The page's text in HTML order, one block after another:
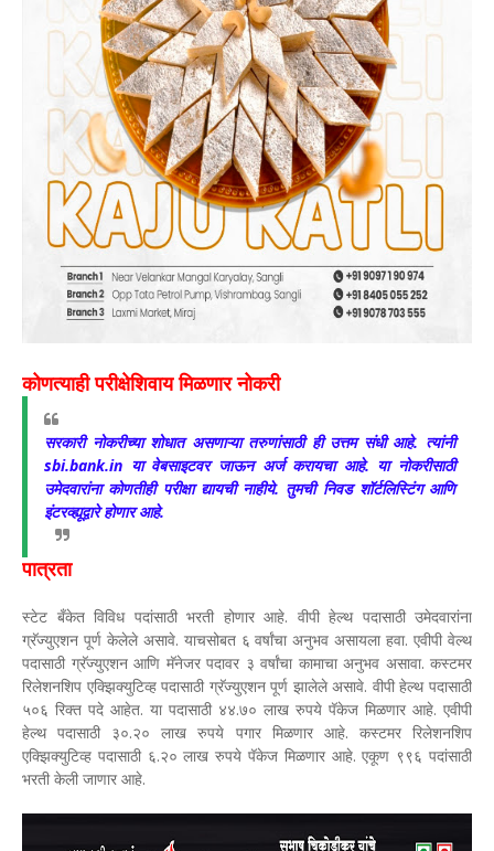
कोणत्याही परीक्षेशिवाय मिळणार नोकरी
सरकारी नोकरीच्या शोधात असणाऱ्या तरुणांसाठी ही उत्तम संधी आहे. त्यांनी
sbi.bank.in या वेबसाइटवर जाऊन अर्ज करायचा आहे. या नोकरीसाठी
उमेदवारांना कोणतीही परीक्षा द्यायची नाहीये. तुमची निवड शॉर्टलिस्टिंग आणि
इंटरव्ह्यूद्वारे होणार आहे.
पात्रता
स्टेट बँकेत विविध पदांसाठी भरती होणार आहे. वीपी हेल्थ पदासाठी उमेदवारांना
ग्रॅज्युएशन पूर्ण केलेले असावे. याचसोबत ६ वर्षांचा अनुभव असायला हवा. एवीपी वेल्थ
पदासाठी ग्रॅज्युएशन आणि मॅनेजर पदावर ३ वर्षांचा कामाचा अनुभव असावा. कस्टमर
रिलेशनशिप एक्झिक्युटिव्ह पदासाठी ग्रॅज्युएशन पूर्ण झालेले असावे. वीपी हेल्थ पदासाठी
५०६ रिक्त पदे आहेत. या पदासाठी ४४.७० लाख रुपये पॅकेज मिळणार आहे. एवीपी
हेल्थ पदासाठी ३०.२० लाख रुपये पगार मिळणार आहे. कस्टमर रिलेशनशिप
एक्झिक्युटिव्ह पदासाठी ६.२० लाख रुपये पॅकेज मिळणार आहे. एकूण ९९६ पदांसाठी
भरती केली जाणार आहे.